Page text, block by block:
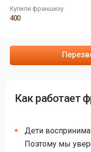
Купили франшизу
400
Как работает
Дети
Поэтому мы